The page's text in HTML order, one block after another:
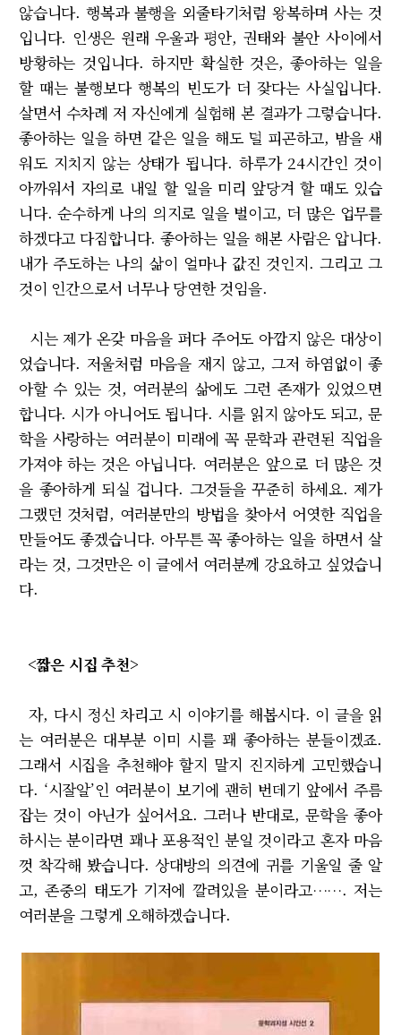
않습니다. 행복과 불행을 외줄타기처럼 왕복하며 사는 것
입니다. 인생은 원래 우울과 평안, 권태와 불안 사이에서
방황하는 것입니다. 하지만 확실한 것은, 좋아하는 일을
할 때는 불행보다 행복의 빈도가 더 잦다는 사실입니다.
살면서 수차례 저 자신에게 실험해 본 결과가 그렇습니다.
좋아하는 일을 하면 같은 일을 해도 덜 피곤하고, 밤을 새
워도 지치지 않는 상태가 됩니다. 하루가 24시간인 것이
아까워서 자의로 내일 할 일을 미리 앞당겨 할 때도 있습
니다. 순수하게 나의 의지로 일을 벌이고, 더 많은 업무를
하겠다고 다짐합니다. 좋아하는 일을 해본 사람은 압니다.
내가 주도하는 나의 삶이 얼마나 값진 것인지. 그리고 그
것이 인간으로서 너무나 당연한 것임을.
시는 제가 온갖 마음을 퍼다 주어도 아깝지 않은 대상이
었습니다. 저울처럼 마음을 재지 않고, 그저 하염없이 좋
아할 수 있는 것, 여러분의 삶에도 그런 존재가 있었으면
합니다. 시가 아니어도 됩니다. 시를 읽지 않아도 되고, 문
학을 사랑하는 여러분이 미래에 꼭 문학과 관련된 직업을
가져야 하는 것은 아닙니다. 여러분은 앞으로 더 많은 것
을 좋아하게 되실 겁니다. 그것들을 꾸준히 하세요. 제가
그랬던 것처럼, 여러분만의 방법을 찾아서 어엿한 직업을
만들어도 좋겠습니다. 아무튼 꼭 좋아하는 일을 하면서 살
라는 것, 그것만은 이 글에서 여러분께 강요하고 싶었습니
다.
<짧은 시집 추천>
자, 다시 정신 차리고 시 이야기를 해봅시다. 이 글을 읽
는 여러분은 대부분 이미 시를 꽤 좋아하는 분들이겠죠.
그래서 시집을 추천해야 할지 말지 진지하게 고민했습니
다. ‘시잘알’인 여러분이 보기에 괜히 번데기 앞에서 주름
잡는 것이 아닌가 싶어서요. 그러나 반대로, 문학을 좋아
하시는 분이라면 꽤나 포용적인 분일 것이라고 혼자 마음
껏 착각해 봤습니다. 상대방의 의견에 귀를 기울일 줄 알
고, 존중의 태도가 기저에 깔려있을 분이라고……. 저는
여러분을 그렇게 오해하겠습니다.